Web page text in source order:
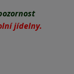
jídelny.